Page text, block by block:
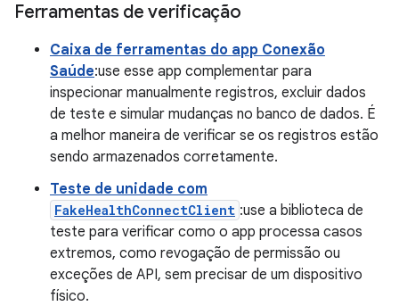
Ferramentas de verificação
Caixa de ferramentas do app Conexão
Saúde:use esse app complementar para
inspecionar manualmente registros, excluir dados
de teste e simular mudanças no banco de dados. É
a melhor maneira de verificar se os registros estão
sendo armazenados corretamente.
Teste de unidade com
FakeHealthConnectClient :use a biblioteca de
teste para verificar como o app processa casos
extremos, como revogação de permissão ou
exceções de API, sem precisar de um dispositivo
físico.